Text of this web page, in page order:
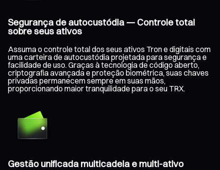
Segurança de autocustódia — Controle total
sobre seus ativos
Assuma o controle total dos seus ativos Tron e digitais com
uma carteira de autocustódia projetada para segurança e
facilidade de uso. Graças à tecnologia de código aberto,
criptografia avançada e proteção biométrica, suas chaves
privadas permanecem sempre em suas mãos,
proporcionando maior tranquilidade para o seu TRX.
Gestão unificada multicadeia e multi-ativo